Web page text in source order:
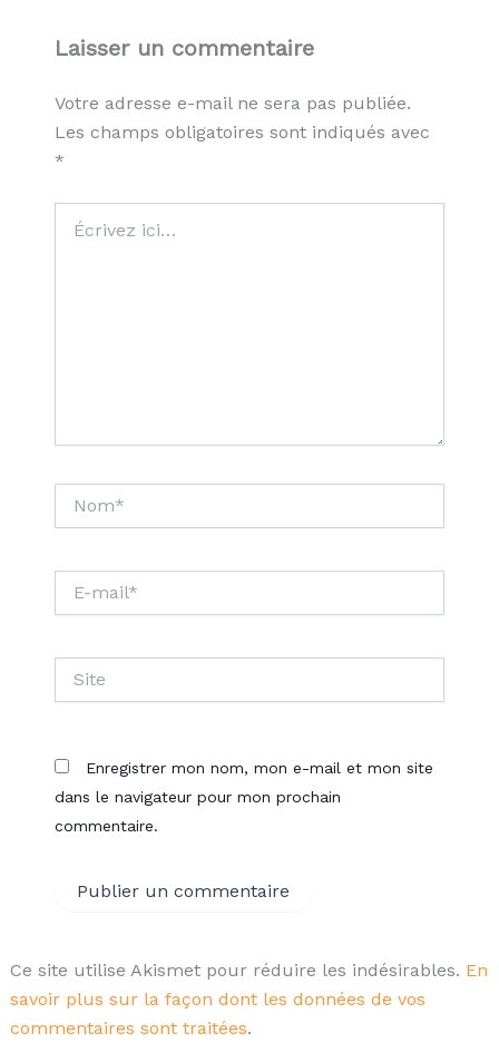
Laisser un commentaire
Votre adresse e-mail ne sera pas publiée.
Les champs obligatoires sont indiqués avec
*
ici…
mail*
Enregistrer mon nom, mon e-mail et mon site
dans le navigateur pour mon prochain
commentaire.
Ce site utilise Akismet pour réduire les indésirables. En
savoir plus sur la façon dont les données de vos
commentaires sont traitées.